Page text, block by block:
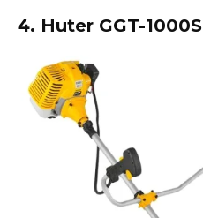
4. Huter GGT-1000S